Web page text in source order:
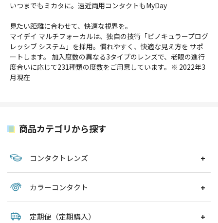
いつまでもミカタに。遠近両用コンタクトもMyDay
見たい距離に合わせて、快適な視界を。
マイデイ マルチフォーカルは、独自の技術「ビノキュラープログ
レッシブ システム」を採用。慣れやすく、快適な見え方を サポ
ートします。 加入度数の異なる3タイプのレンズで、老眼の進行
度合いに応じて231種類の度数をご用意しています。※ 2022年3
月現在
商品カテゴリから探す
コンタクトレンズ
カラーコンタクト
定期便（定期購入）